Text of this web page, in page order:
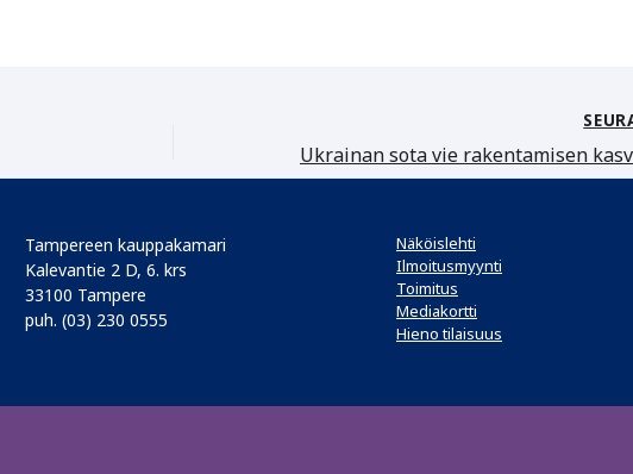
Tampereen kauppakamari
Kalevantie 2 D, 6. krs
33100 Tampere
puh. (03) 230 0555
Näköislehti
Ilmoitusmyynti
Toimitus
Mediakortti
Hieno tilaisuus